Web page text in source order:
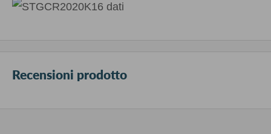
Recensioni prodotto